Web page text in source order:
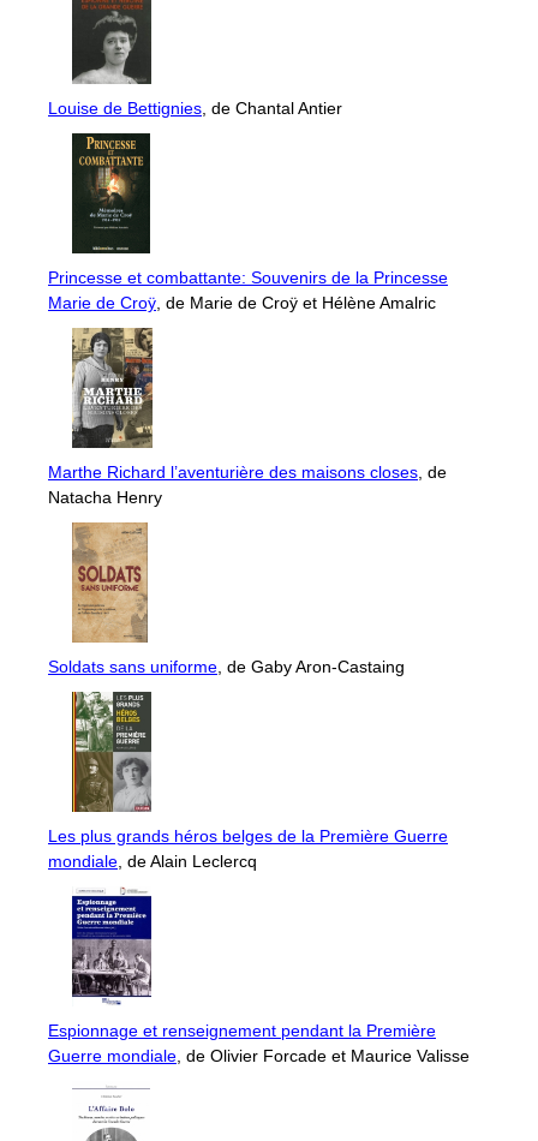
Louise de Bettignies , de Chantal Antier
Princesse et combattante: Souvenirs de la Princesse
Marie de Croÿ , de Marie de Croÿ et Hélène Amalric
Marthe Richard l’aventurière des maisons closes , de
Natacha Henry
Soldats sans uniforme , de Gaby Aron-Castaing
Les plus grands héros belges de la Première Guerre
mondiale , de Alain Leclercq
Espionnage et renseignement pendant la Première
Guerre mondiale , de Olivier Forcade et Maurice Valisse